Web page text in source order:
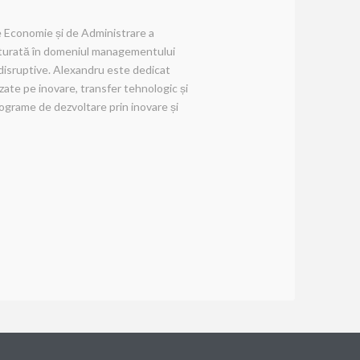
și de Administrare a
în domeniul managementului
Alexandru este dedicat
pe inovare, transfer tehnologic și
de dezvoltare prin inovare și